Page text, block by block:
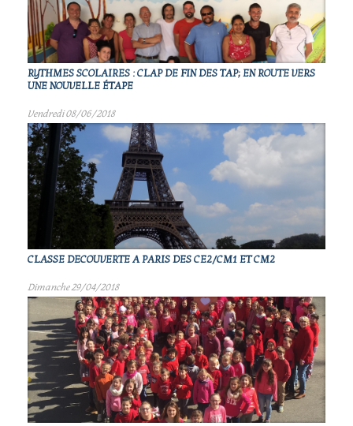
RYTHMES SCOLAIRES : CLAP DE FIN DES TAP; EN ROUTE VERS
UNE NOUVELLE ÉTAPE
Vendredi 08/06/2018
CLASSE DECOUVERTE A PARIS DES CE2/CM1 ET CM2
Dimanche 29/04/2018